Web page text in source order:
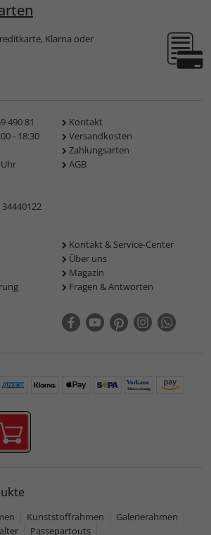
Klarna oder
490 81
- 18:30
Uhr
Kontakt
Versandkosten
Zahlungsarten
AGB
Kontakt & Service-Center
Über uns
Magazin
Fragen & Antworten
Kunststoffrahmen
Galerierahmen
Passepartouts